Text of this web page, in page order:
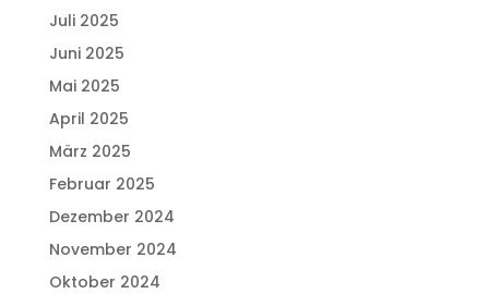
Juli 2025
Juni 2025
Mai 2025
April 2025
März 2025
Februar 2025
Dezember 2024
November 2024
Oktober 2024